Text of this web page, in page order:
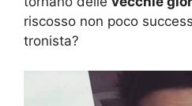
riscosso non poco
tronista?